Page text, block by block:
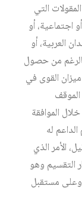
التي
اجتماعية، أو
العربية، أو
بالرغم من حصول
القوى في
الموافقة
الرقم (181) لعام 1947، ثم الداعم له
الأمر الذي
التقسيم وهو
وعلى مستقبل